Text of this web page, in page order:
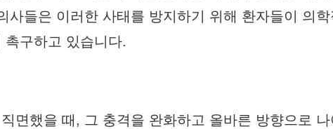
들은 이러한 사태를 방지하기 위해 환자들이 의학
구하고 있습니다.
면했을 때, 그 충격을 완화하고 올바른 방향으로 나